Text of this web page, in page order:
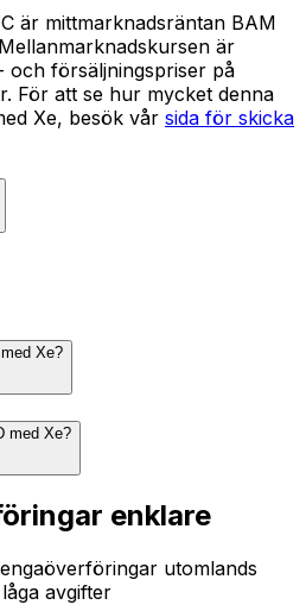
är mittmarknadsräntan BAM
är
och försäljningspriser på
För att se hur mycket denna
Xe, besök vår sida för skicka
Xe?
med Xe?
enklare
utomlands
avgifter